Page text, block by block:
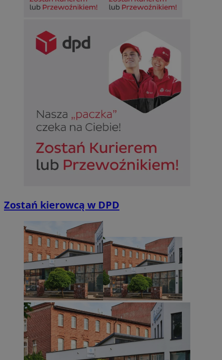
Zostań kierowcą w DPD